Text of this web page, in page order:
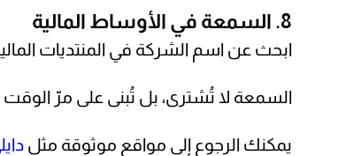
8. السمعة في الأوساط المالية
ابحث عن اسم الشركة في المنتديات
السمعة لا تُشترى، بل تُبنى على مرّ
يمكنك الرجوع إلى مواقع موثوقة مثل